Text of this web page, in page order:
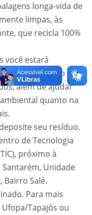
longa-vida de
limpas, às
que recicla 100%
você estará
contribuindo com
além de ajudar
quanto na
seu resíduo.
de Tecnologia
próximo à
Unidade
Bairro Salé.
Para mais
Tapajós ou